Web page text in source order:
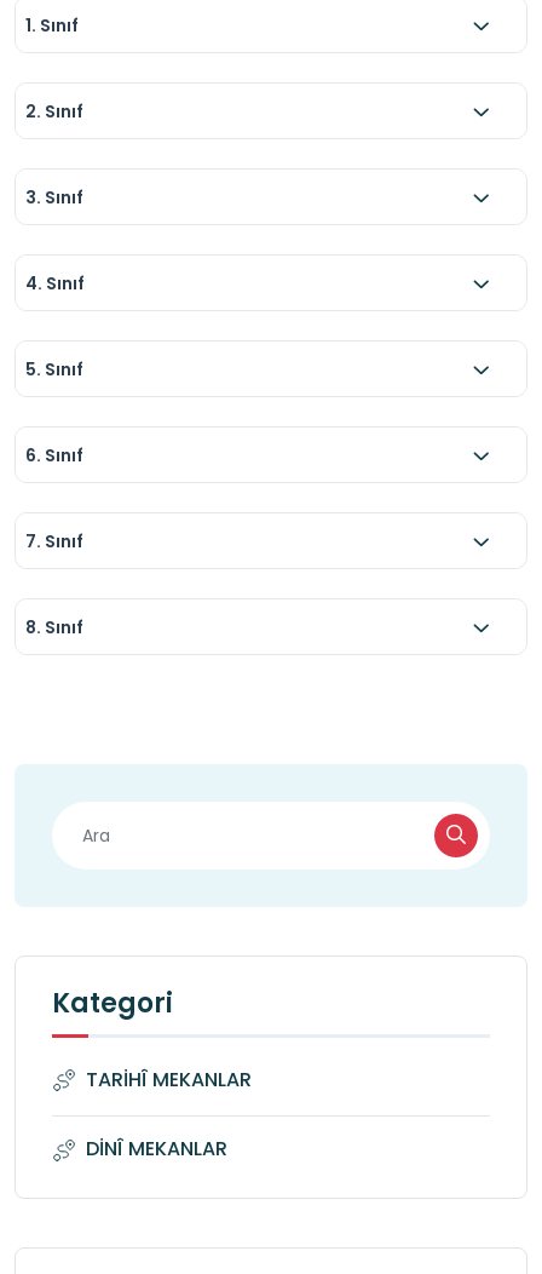
1. Sınıf
2. Sınıf
3. Sınıf
4. Sınıf
5. Sınıf
6. Sınıf
7. Sınıf
8. Sınıf
Kategori
TARİHÎ MEKANLAR
DİNÎ MEKANLAR